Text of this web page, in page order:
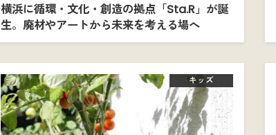
横浜に循環・文化・創造の拠点「Sta.R」が誕
生。廃材やアートから未来を考える場へ
キッズ